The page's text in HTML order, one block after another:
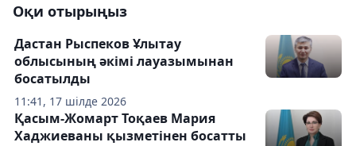
Оқи отырыңыз
11:41, 17 шілде 2026
Дастан Рыспеков Ұлытау
облысының әкімі лауазымынан
босатылды
Қасым-Жомарт Тоқаев Мария
Хаджиеваны қызметінен босатты